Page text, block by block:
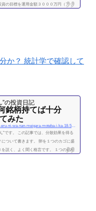
の目標を運用金額３０００万円（アッ
か？ 統計学で確認して
の投資日記
銘柄持てば十分
みた
https://kouhaitou-ikeyan.com/bunsan-koka-o-eru-ni-wa-nan-meigara-moteba-i-ka-18-5000-how-many-stocks-should-i-have-for-the-diversification-effect
”です。 この記事では、分散効果を得る
ついて書きます。 卵を１つのカゴに盛
説く、よく聞く格言です。 １つの銘柄